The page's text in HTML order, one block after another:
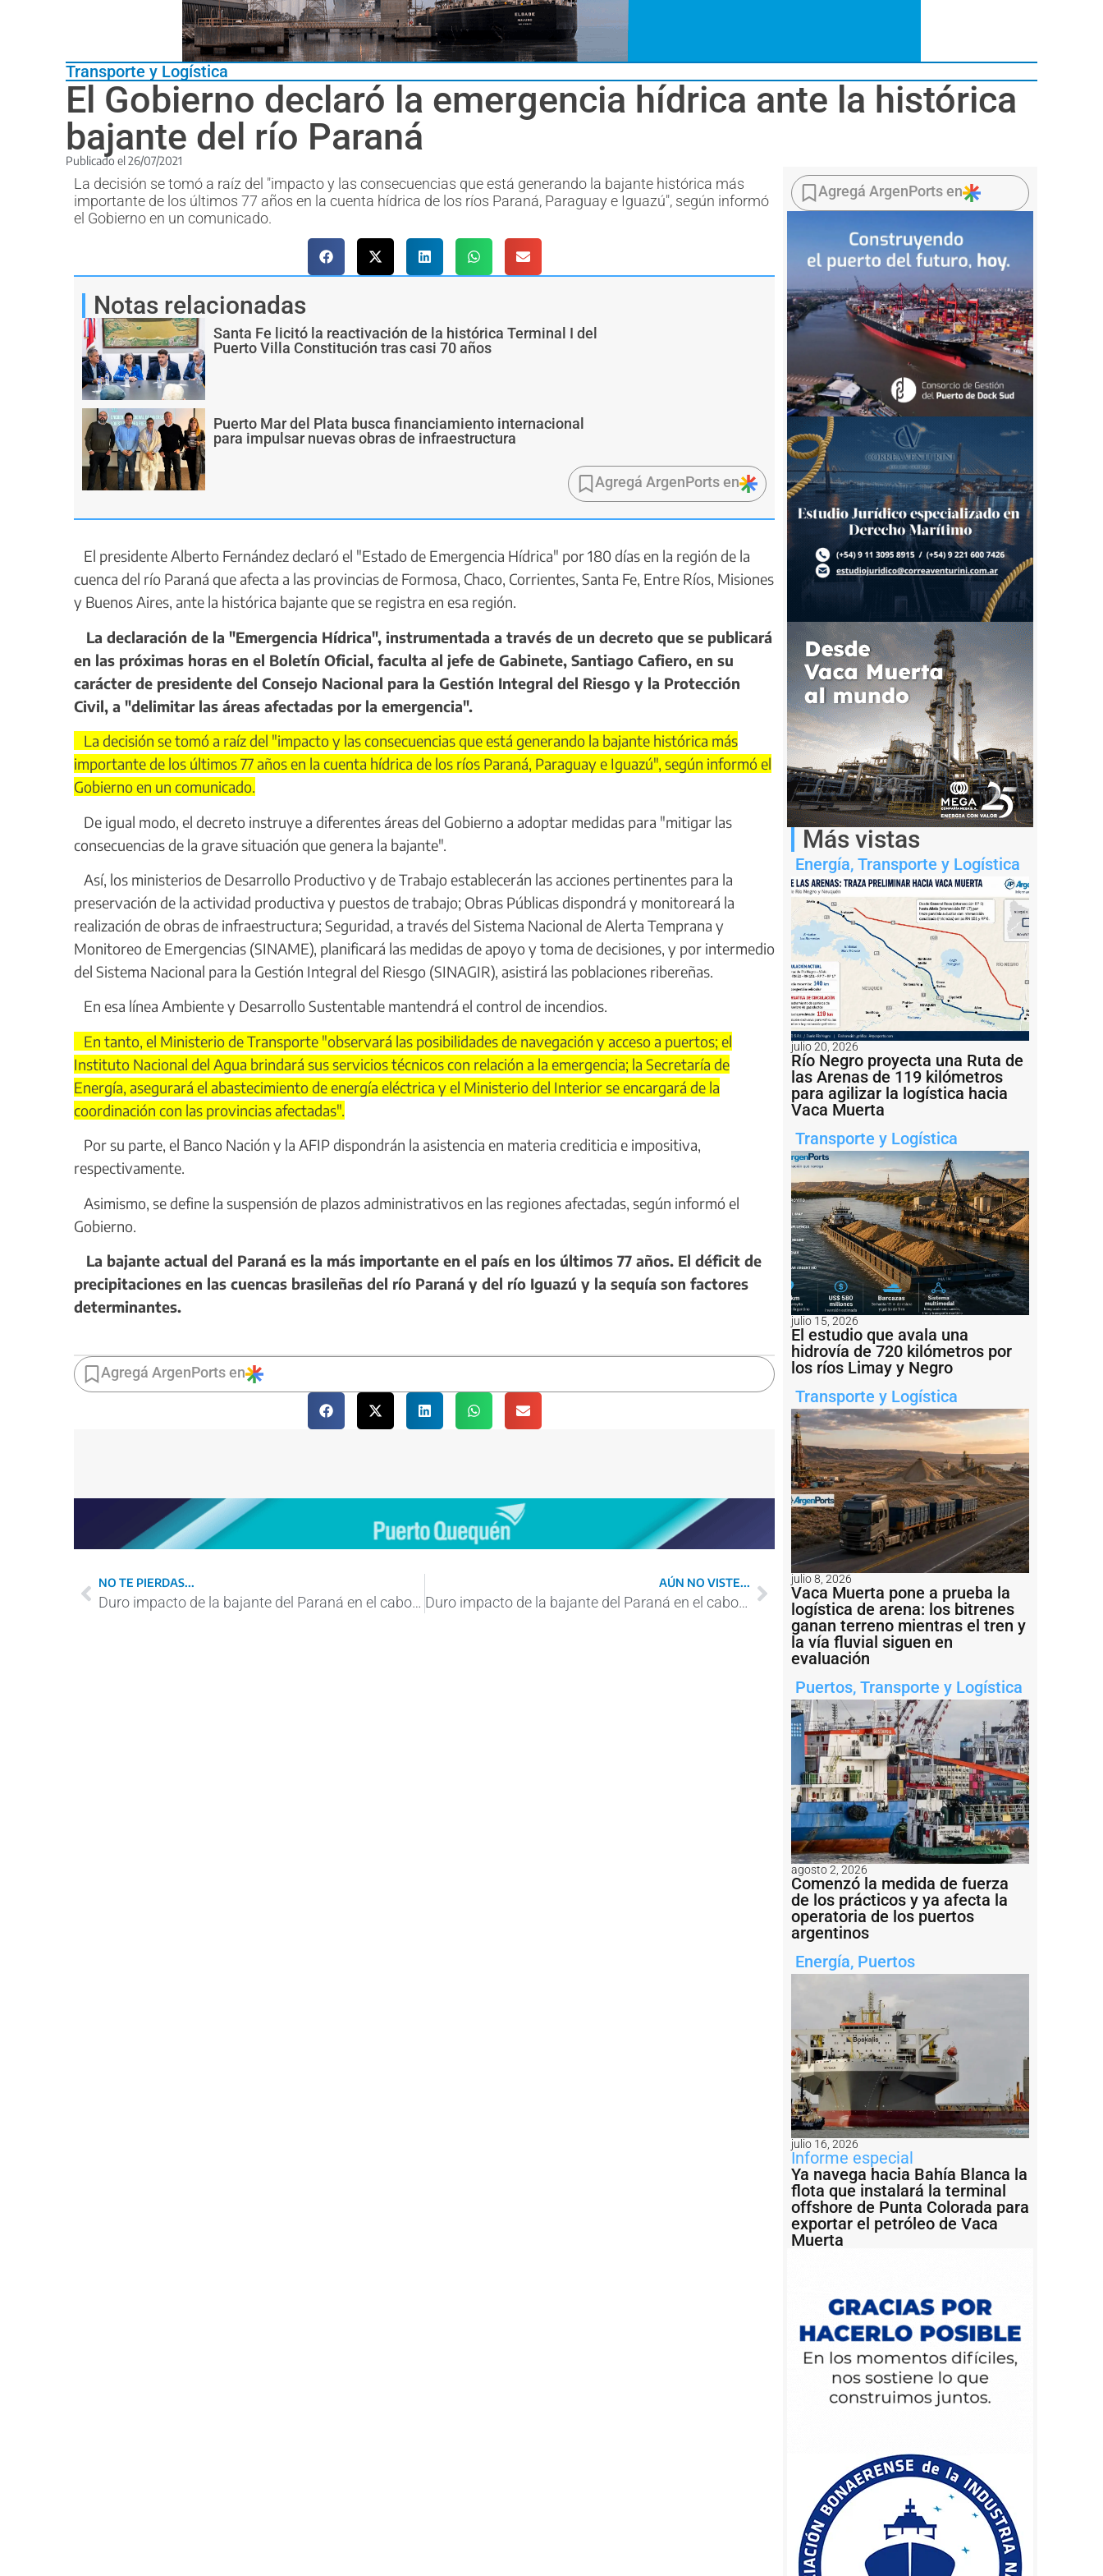
Transporte y Logística
El Gobierno declaró la emergencia hídrica ante la histórica
bajante del río Paraná
Publicado el 26/07/2021
La decisión se tomó a raíz del "impacto y las consecuencias que está generando la bajante histórica más
importante de los últimos 77 años en la cuenta hídrica de los ríos Paraná, Paraguay e Iguazú", según informó
el Gobierno en un comunicado.
Notas relacionadas
Santa Fe licitó la reactivación de la histórica Terminal I del
Puerto Villa Constitución tras casi 70 años
Puerto Mar del Plata busca financiamiento internacional
para impulsar nuevas obras de infraestructura
Agregá ArgenPorts en
El presidente Alberto Fernández declaró el "Estado de Emergencia Hídrica" por 180 días en la región de la
cuenca del río Paraná que afecta a las provincias de Formosa, Chaco, Corrientes, Santa Fe, Entre Ríos, Misiones
y Buenos Aires, ante la histórica bajante que se registra en esa región.
La declaración de la "Emergencia Hídrica", instrumentada a través de un decreto que se publicará
en las próximas horas en el Boletín Oficial, faculta al jefe de Gabinete, Santiago Cafiero, en su
carácter de presidente del Consejo Nacional para la Gestión Integral del Riesgo y la Protección
Civil, a "delimitar las áreas afectadas por la emergencia".
La decisión se tomó a raíz del "impacto y las consecuencias que está generando la bajante histórica más
importante de los últimos 77 años en la cuenta hídrica de los ríos Paraná, Paraguay e Iguazú", según informó el
Gobierno en un comunicado.
De igual modo, el decreto instruye a diferentes áreas del Gobierno a adoptar medidas para "mitigar las
consecuencias de la grave situación que genera la bajante".
Así, los ministerios de Desarrollo Productivo y de Trabajo establecerán las acciones pertinentes para la
preservación de la actividad productiva y puestos de trabajo; Obras Públicas dispondrá y monitoreará la
realización de obras de infraestructura; Seguridad, a través del Sistema Nacional de Alerta Temprana y
Monitoreo de Emergencias (SINAME), planificará las medidas de apoyo y toma de decisiones, y por intermedio
del Sistema Nacional para la Gestión Integral del Riesgo (SINAGIR), asistirá las poblaciones ribereñas.
En esa línea Ambiente y Desarrollo Sustentable mantendrá el control de incendios.
En tanto, el Ministerio de Transporte "observará las posibilidades de navegación y acceso a puertos; el
Instituto Nacional del Agua brindará sus servicios técnicos con relación a la emergencia; la Secretaría de
Energía, asegurará el abastecimiento de energía eléctrica y el Ministerio del Interior se encargará de la
coordinación con las provincias afectadas".
Por su parte, el Banco Nación y la AFIP dispondrán la asistencia en materia crediticia e impositiva,
respectivamente.
Asimismo, se define la suspensión de plazos administrativos en las regiones afectadas, según informó el
Gobierno.
La bajante actual del Paraná es la más importante en el país en los últimos 77 años. El déficit de
precipitaciones en las cuencas brasileñas del río Paraná y del río Iguazú y la sequía son factores
determinantes.
Agregá ArgenPorts en
NO TE PIERDAS...
Duro impacto de la bajante del Paraná en el cabotaje fluvial de granos
AÚN NO VISTE...
Duro impacto de la bajante del Paraná en el cabotaje fluvial de granos
Agregá ArgenPorts en
Más vistas
Energía, Transporte y Logística
julio 20, 2026
Río Negro proyecta una Ruta de
las Arenas de 119 kilómetros
para agilizar la logística hacia
Vaca Muerta
Transporte y Logística
julio 15, 2026
El estudio que avala una
hidrovía de 720 kilómetros por
los ríos Limay y Negro
Transporte y Logística
julio 8, 2026
Vaca Muerta pone a prueba la
logística de arena: los bitrenes
ganan terreno mientras el tren y
la vía fluvial siguen en
evaluación
Puertos, Transporte y Logística
agosto 2, 2026
Comenzó la medida de fuerza
de los prácticos y ya afecta la
operatoria de los puertos
argentinos
Energía, Puertos
julio 16, 2026
Informe especial
Ya navega hacia Bahía Blanca la
flota que instalará la terminal
offshore de Punta Colorada para
exportar el petróleo de Vaca
Muerta